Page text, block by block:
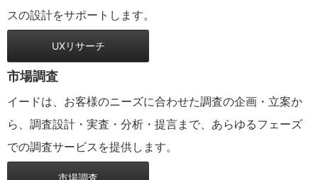
スの設計をサポートします。
UXリサーチ
市場調査
イードは、お客様のニーズに合わせた調査の企画・立案か
ら、調査設計・実査・分析・提言まで、あらゆるフェーズ
での調査サービスを提供します。
市場調査